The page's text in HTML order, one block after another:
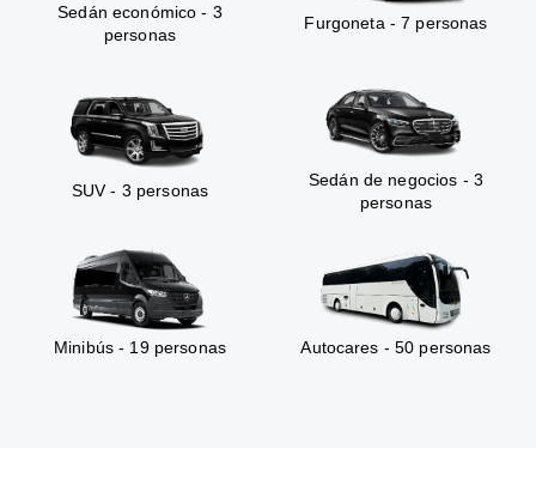
Sedán económico - 3
personas
Furgoneta - 7 personas
SUV - 3 personas
Sedán de negocios - 3
personas
Minibús - 19 personas Autocares - 50 personas